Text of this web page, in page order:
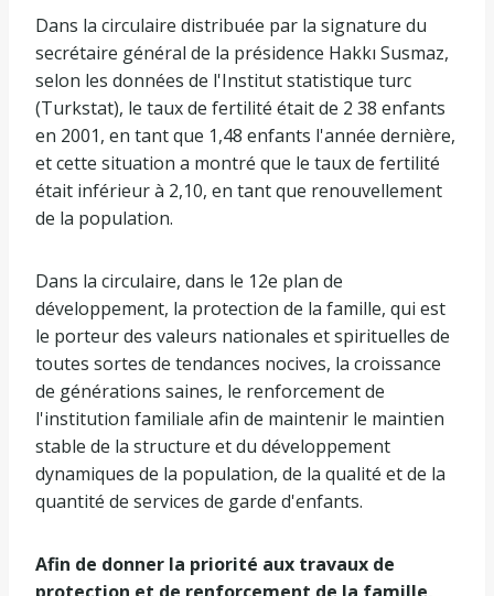
Dans la circulaire distribuée par la signature du
secrétaire général de la présidence Hakkı Susmaz,
selon les données de l'Institut statistique turc
(Turkstat), le taux de fertilité était de 2 38 enfants
en 2001, en tant que 1,48 enfants l'année dernière,
et cette situation a montré que le taux de fertilité
était inférieur à 2,10, en tant que renouvellement
de la population.
Dans la circulaire, dans le 12e plan de
développement, la protection de la famille, qui est
le porteur des valeurs nationales et spirituelles de
toutes sortes de tendances nocives, la croissance
de générations saines, le renforcement de
l'institution familiale afin de maintenir le maintien
stable de la structure et du développement
dynamiques de la population, de la qualité et de la
quantité de services de garde d'enfants.
Afin de donner la priorité aux travaux de